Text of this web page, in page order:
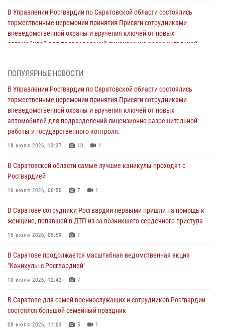
В Управлении Росгвардии по Саратовской области состоялись
торжественные церемонии принятия Присяги сотрудниками
вневедомственной охраны и вручения ключей от новых
автомобилей для подразделений лицензионно-разрешительной
В Саратовской области самые лучшие каникулы проходят с
Росгвардией
16 июля 2026, 06:50 7 1
В Саратове сотрудники Росгвардии первыми пришли на помощь к
женщине, попавшей в ДТП из-за возникшего сердечного приступа
В Саратове продолжается масштабная ведомственная акция
"Каникулы с Росгвардией"
В Саратовской области при содействии спецназа Росгвардии
задержан подозреваемый в незаконном обороте наркотиков
В Саратове для семей военнослужащих и сотрудников Росгвардии
состоялся большой семейный праздник
ПОПУЛЯРНЫЕ НОВОСТИ
В Управлении Росгвардии по Саратовской области состоялись
торжественные церемонии принятия Присяги сотрудниками
вневедомственной охраны и вручения ключей от новых
автомобилей для подразделений лицензионно-разрешительной
работы и государственного контроля.
18 июля 2026, 13:37 10 1
В Саратовской области самые лучшие каникулы проходят с
Росгвардией
16 июля 2026, 06:50 7 1
В Саратове сотрудники Росгвардии первыми пришли на помощь к
женщине, попавшей в ДТП из-за возникшего сердечного приступа
15 июля 2026, 05:59 1
В Саратове продолжается масштабная ведомственная акция
"Каникулы с Росгвардией"
10 июля 2026, 12:42 7
В Саратове для семей военнослужащих и сотрудников Росгвардии
состоялся большой семейный праздник
08 июля 2026, 11:03 5 1